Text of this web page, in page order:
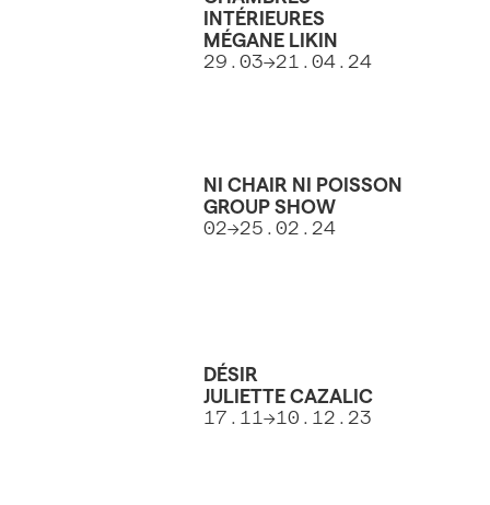
INTÉRIEURES
MÉGANE LIKIN
29.03->21.04.24
NI CHAIR NI POISSON
GROUP SHOW
02->25.02.24
DÉSIR
JULIETTE CAZALIC
17.11->10.12.23